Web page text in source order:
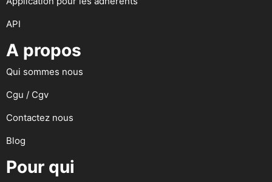
API
A propos
Qui sommes nous
Cgu / Cgv
Contactez nous
Blog
Pour qui